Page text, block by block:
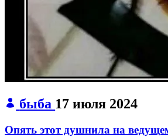
быба 17 июля 2024
Опять этот душнила на